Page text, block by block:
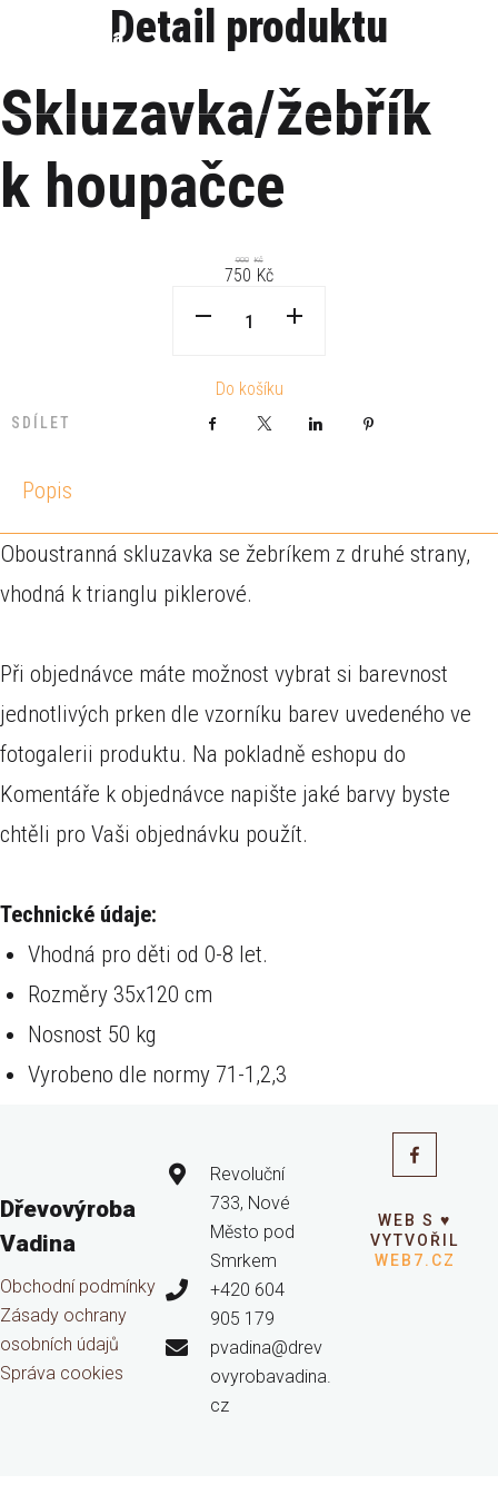
DřevovýrobaDetail produktu
Skluzavka/žebřík
k houpačce
Kč
750
Kč
900
Do košíku
SDÍLET Facebook LinkedIn
Popis
Oboustranná skluzavka se žebríkem z druhé strany,
vhodná k trianglu piklerové.
Při objednávce máte možnost vybrat si barevnost
jednotlivých prken dle vzorníku barev uvedeného ve
fotogalerii produktu. Na pokladně eshopu do
Komentáře k objednávce napište jaké barvy byste
chtěli pro Vaši objednávku použít.
Technické údaje:
Vhodná pro děti od 0-8 let.
Rozměry 35x120 cm
Nosnost 50 kg
Vyrobeno dle normy 71-1,2,3
Dřevovýroba
Vadina
Obchodní podmínky
Zásady ochrany
osobních údajů
Správa cookies
Revoluční
733, Nové
Město pod
Smrkem
+420 604
905 179
pvadina@drev
ovyrobavadina.
cz
WEB S ♥
VYTVOŘIL
WEB7.CZ